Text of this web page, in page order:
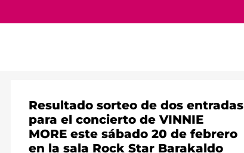
Resultado sorteo de dos entradas
para el concierto de VINNIE
MORE este sábado 20 de febrero
en la sala Rock Star Barakaldo